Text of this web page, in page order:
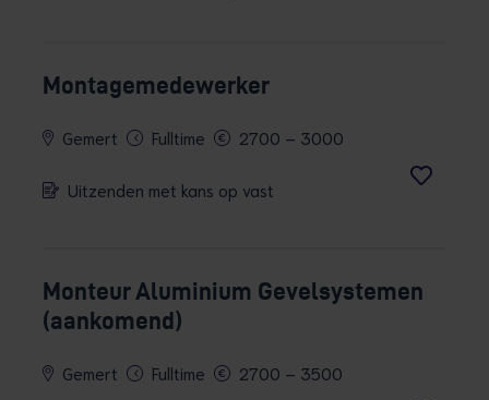
Montagemedewerker
Gemert Fulltime 2700 – 3000
Uitzenden met kans op vast
Monteur Aluminium Gevelsystemen
(aankomend)
Gemert Fulltime 2700 – 3500